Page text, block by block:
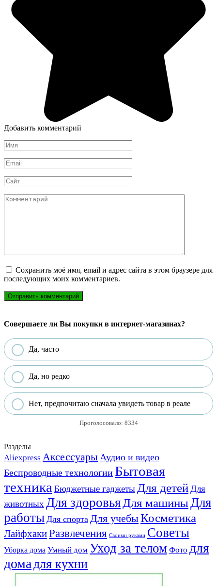
Добавить комментарий
Имя
*
Email
*
Сайт
Комментарий
Сохранить моё имя, email и адрес сайта в этом браузере для
последующих моих комментариев.
Совершаете ли Вы покупки в интернет-магазинах?
Да, часто
Да, но редко
Нет, предпочитаю сначала увидеть товар в реале
Проголосовало: 8334
Разделы
Aliexpress Аксессуары Аудио и видео
Беспроводные технологии Бытовая
техника Бюджетные гаджеты Для детей Для
животных Для здоровья Для машины Для
работы Для спорта Для учебыКосметика
ЛайфхакиРазвлечения Своими руками Советы
Уборка дома Умный дом Уход за телом Фото для
дома для кухни